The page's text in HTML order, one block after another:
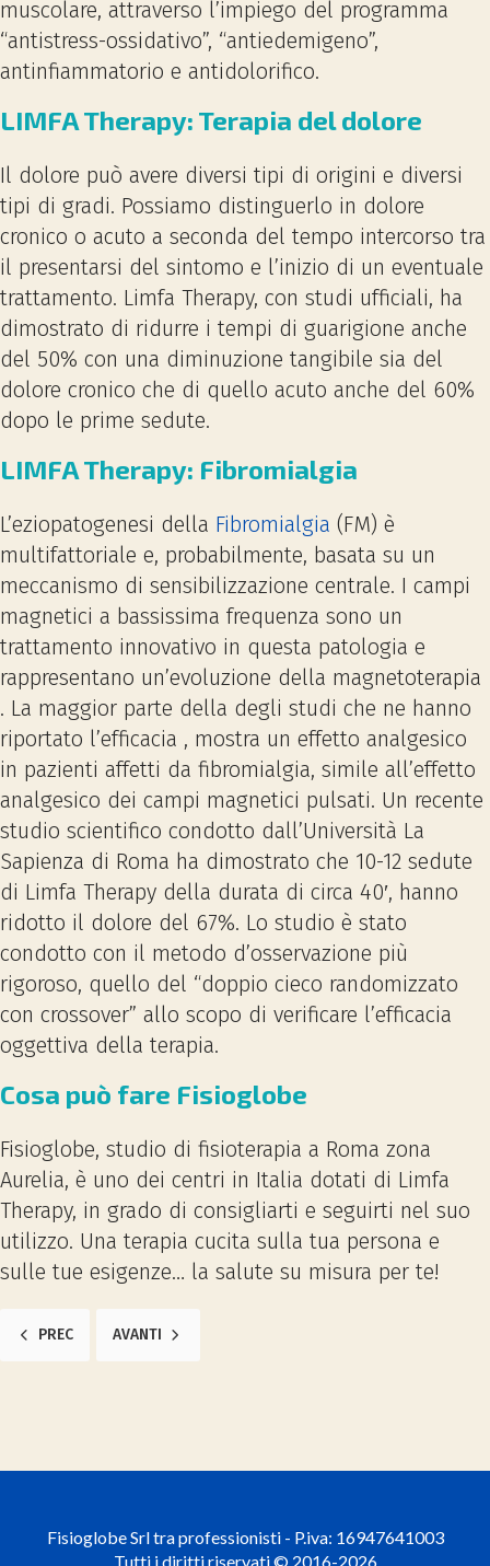
muscolare, attraverso l’impiego del programma
“antistress-ossidativo”, “antiedemigeno”,
antinfiammatorio e antidolorifico.
LIMFA Therapy: Terapia del dolore
Il dolore può avere diversi tipi di origini e diversi
tipi di gradi. Possiamo distinguerlo in dolore
cronico o acuto a seconda del tempo intercorso tra
il presentarsi del sintomo e l’inizio di un eventuale
trattamento. Limfa Therapy, con studi ufficiali, ha
dimostrato di ridurre i tempi di guarigione anche
del 50% con una diminuzione tangibile sia del
dolore cronico che di quello acuto anche del 60%
dopo le prime sedute.
LIMFA Therapy: Fibromialgia
L’eziopatogenesi della Fibromialgia (FM) è
multifattoriale e, probabilmente, basata su un
meccanismo di sensibilizzazione centrale. I campi
magnetici a bassissima frequenza sono un
trattamento innovativo in questa patologia e
rappresentano un’evoluzione della magnetoterapia
. La maggior parte della degli studi che ne hanno
riportato l’efficacia , mostra un effetto analgesico
in pazienti affetti da fibromialgia, simile all’effetto
analgesico dei campi magnetici pulsati. Un recente
studio scientifico condotto dall’Università La
Sapienza di Roma ha dimostrato che 10-12 sedute
di Limfa Therapy della durata di circa 40′, hanno
ridotto il dolore del 67%. Lo studio è stato
condotto con il metodo d’osservazione più
rigoroso, quello del “doppio cieco randomizzato
con crossover” allo scopo di verificare l’efficacia
oggettiva della terapia.
Cosa può fare Fisioglobe
Fisioglobe, studio di fisioterapia a Roma zona
Aurelia, è uno dei centri in Italia dotati di Limfa
Therapy, in grado di consigliarti e seguirti nel suo
utilizzo. Una terapia cucita sulla tua persona e
sulle tue esigenze… la salute su misura per te!
ARTICOLO PRECEDENTE: GINOCCHIO VALGO, ESERCIZI E
PREC ARTICOLO SUCCESSIVO: CERVICALGIA E DOLORE
AVANTI
Fisioglobe Srl tra professionisti - P.iva: 16947641003
Tutti i diritti riservati © 2016-2026